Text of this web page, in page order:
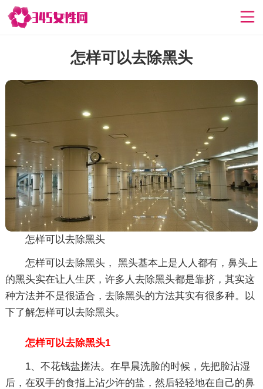
怎样可以去除黑头
怎样可以去除黑头
怎样可以去除黑头， 黑头基本上是人人都有，鼻头上
的黑头实在让人生厌，许多人去除黑头都是靠挤，其实这
种方法并不是很适合，去除黑头的方法其实有很多种。以
下了解怎样可以去除黑头。
怎样可以去除黑头1
1、不花钱盐搓法。在早晨洗脸的时候，先把脸沾湿
后，在双手的食指上沾少许的盐，然后轻轻地在自己的鼻